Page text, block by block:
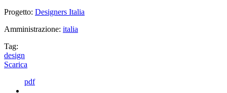
Progetto: Designers Italia
Amministrazione: italia
Tag:
design
Scarica
pdf